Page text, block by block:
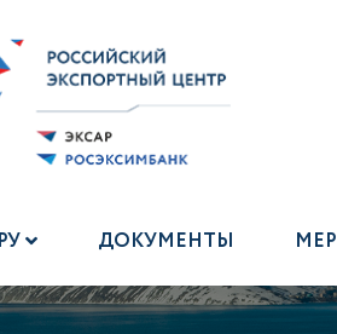
ДОКУМЕНТЫ